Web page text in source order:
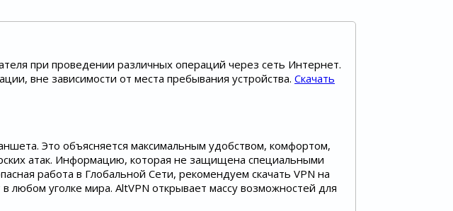
при проведении различных операций через сеть Интернет.
вне зависимости от места пребывания устройства. Скачать
Это объясняется максимальным удобством, комфортом,
атак. Информацию, которая не защищена специальными
работа в Глобальной Сети, рекомендуем скачать VPN на
любом уголке мира. AltVPN открывает массу возможностей для